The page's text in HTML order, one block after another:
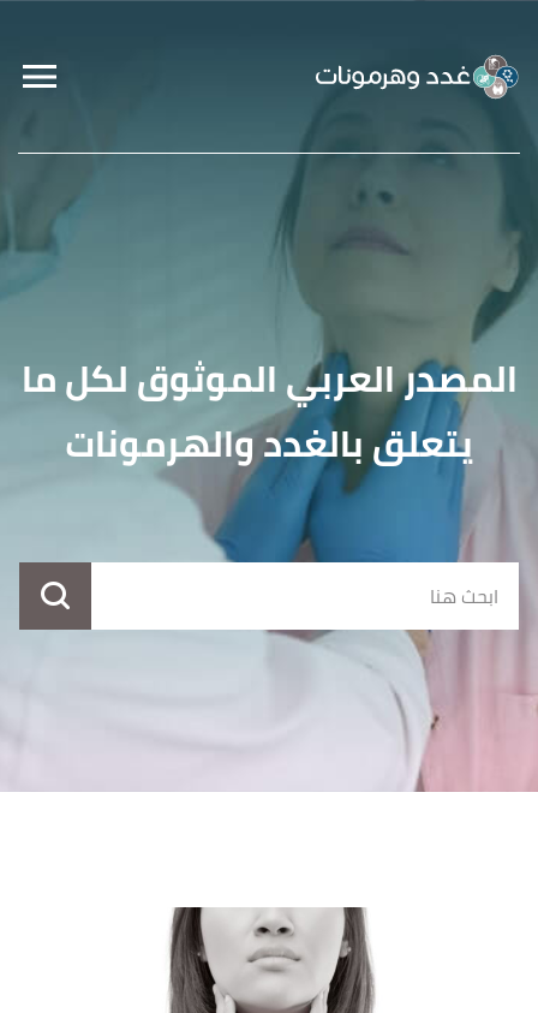
المصدر العربي الموثوق لكل ما
يتعلق بالغدد والهرمونات